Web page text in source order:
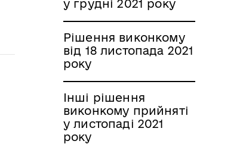
у грудні 2021 року
Рішення виконкому
від 18 листопада 2021
року
Інші рішення
виконкому прийняті
у листопаді 2021
року